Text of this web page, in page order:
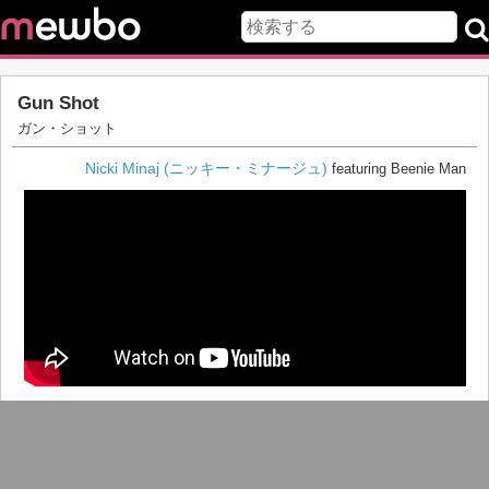
Gun Shot
ガン・ショット
Nicki Minaj (ニッキー・ミナージュ) featuring Beenie Man